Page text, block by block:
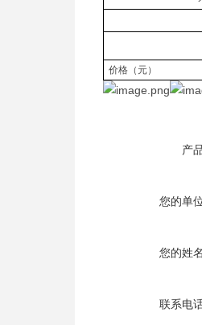
价格（元）
产
您的单
您的姓
联系电